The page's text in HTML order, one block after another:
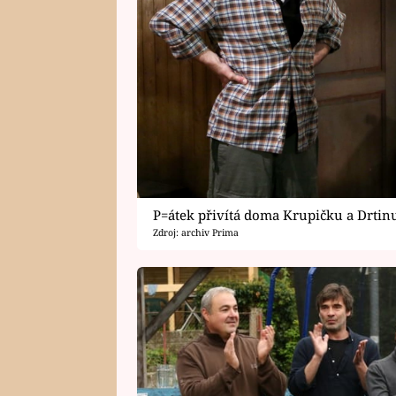
P=átek přivítá doma Krupičku a
Zdroj: archiv Prima